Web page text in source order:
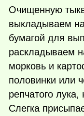
Очищенную
выкладываем
бумагой для
раскладываем
морковь и
половинки или
репчатого
Слегка